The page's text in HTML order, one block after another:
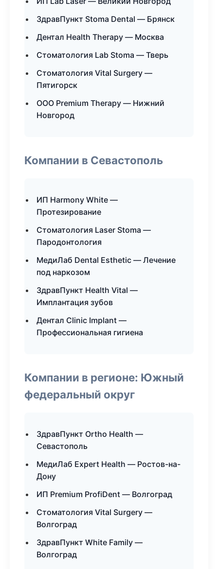
ЗдравПункт Stoma Dental — Брянск
Дентал Health Therapy — Москва
Стоматология Lab Stoma — Тверь
Стоматология Vital Surgery —
Пятигорск
ООО Premium Therapy — Нижний
Новгород
Компании в Севастополь
ИП Harmony White —
Протезирование
Стоматология Laser Stoma —
Пародонтология
МедиЛаб Dental Esthetic — Лечение
под наркозом
ЗдравПункт Health Vital —
Имплантация зубов
Дентал Clinic Implant —
Профессиональная гигиена
Компании в регионе: Южный
федеральный округ
ЗдравПункт Ortho Health —
Севастополь
МедиЛаб Expert Health — Ростов-на-
Дону
ИП Premium ProfiDent — Волгоград
Стоматология Vital Surgery —
Волгоград
ЗдравПункт White Family —
Волгоград